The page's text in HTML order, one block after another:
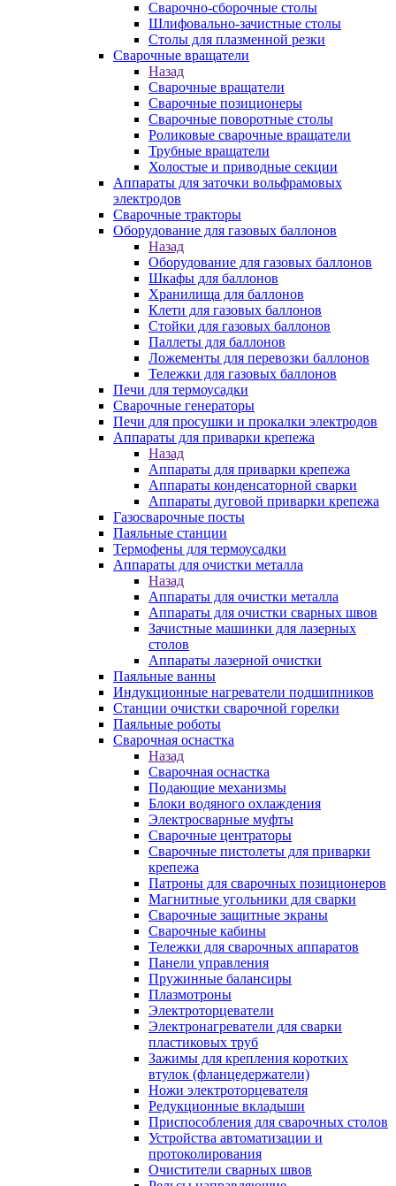
Сварочно-сборочные столы
Шлифовально-зачистные столы
Столы для плазменной резки
Сварочные вращатели
Назад
Сварочные вращатели
Сварочные позиционеры
Сварочные поворотные столы
Роликовые сварочные вращатели
Трубные вращатели
Холостые и приводные секции
Аппараты для заточки вольфрамовых
электродов
Сварочные тракторы
Оборудование для газовых баллонов
Назад
Оборудование для газовых баллонов
Шкафы для баллонов
Хранилища для баллонов
Клети для газовых баллонов
Стойки для газовых баллонов
Паллеты для баллонов
Ложементы для перевозки баллонов
Тележки для газовых баллонов
Печи для термоусадки
Сварочные генераторы
Печи для просушки и прокалки электродов
Аппараты для приварки крепежа
Назад
Аппараты для приварки крепежа
Аппараты конденсаторной сварки
Аппараты дуговой приварки крепежа
Газосварочные посты
Паяльные станции
Термофены для термоусадки
Аппараты для очистки металла
Назад
Аппараты для очистки металла
Аппараты для очистки сварных швов
Зачистные машинки для лазерных
столов
Аппараты лазерной очистки
Паяльные ванны
Индукционные нагреватели подшипников
Станции очистки сварочной горелки
Паяльные роботы
Сварочная оснастка
Назад
Сварочная оснастка
Подающие механизмы
Блоки водяного охлаждения
Электросварные муфты
Сварочные центраторы
Сварочные пистолеты для приварки
крепежа
Патроны для сварочных позиционеров
Магнитные угольники для сварки
Сварочные защитные экраны
Сварочные кабины
Тележки для сварочных аппаратов
Панели управления
Пружинные балансиры
Плазмотроны
Электроторцеватели
Электронагреватели для сварки
пластиковых труб
Зажимы для крепления коротких
втулок (фланцедержатели)
Ножи электроторцевателя
Редукционные вкладыши
Приспособления для сварочных столов
Устройства автоматизации и
протоколирования
Очистители сварных швов